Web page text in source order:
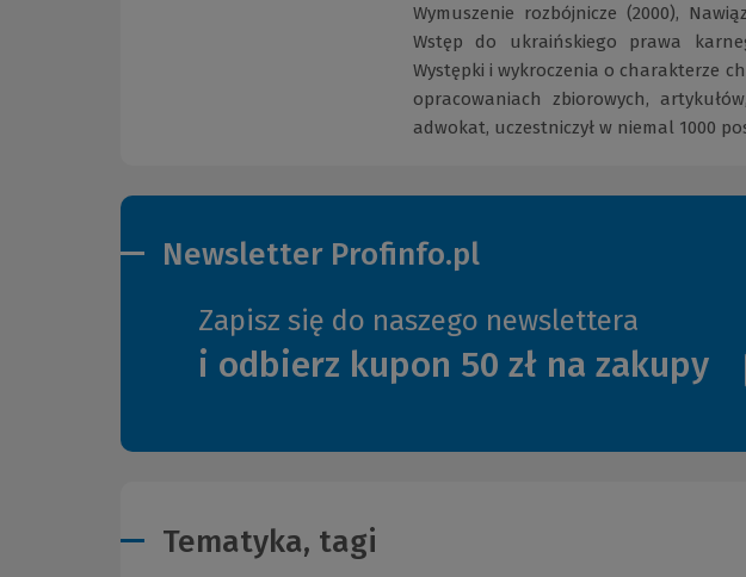
Wymuszenie rozbójnicze (2000),
Wstęp do ukraińskiego prawa
Występki i wykroczenia o charakterze
opracowaniach zbiorowych,
adwokat, uczestniczył w niemal 1000
Newsletter Profinfo.pl
Zapisz się do naszego newslettera
i odbierz kupon 50 zł na zakupy
Tematyka, tagi